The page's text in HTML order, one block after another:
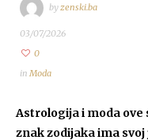
byzenski.ba
03/07/2026
0
in Moda
Astrologija i moda ove
znak zodijaka ima